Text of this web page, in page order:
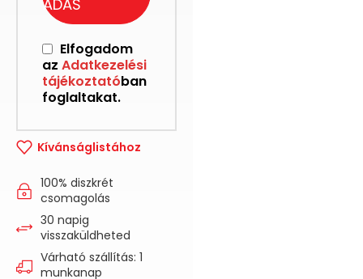
ADÁS
Elfogadom
az Adatkezelési
tájékoztatóban
foglaltakat.
Kívánságlistához
100% diszkrét
csomagolás
30 napig
visszaküldheted
Várható szállítás: 1
munkanap